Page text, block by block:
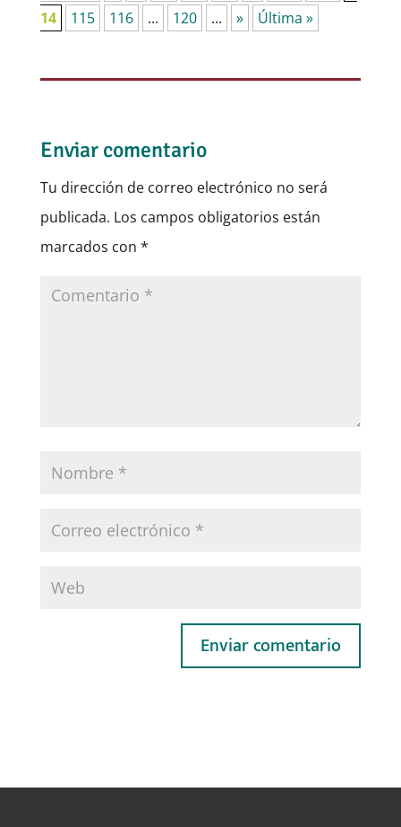
14
115 116 ... 120 ... » Última »
Enviar comentario
Tu dirección de correo electrónico no será
publicada. Los campos obligatorios están
marcados con *